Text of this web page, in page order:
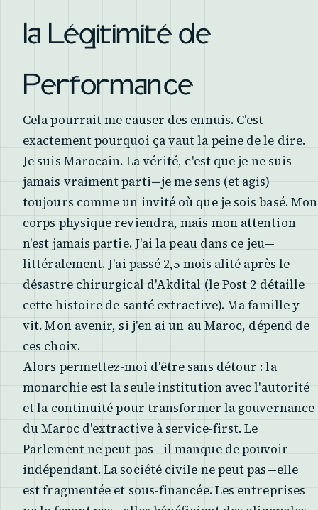
la Légitimité de
Performance
Cela pourrait me causer des ennuis. C'est
exactement pourquoi ça vaut la peine de le dire.
Je suis Marocain. La vérité, c'est que je ne suis
jamais vraiment parti—je me sens (et agis)
toujours comme un invité où que je sois basé. Mon
corps physique reviendra, mais mon attention
n'est jamais partie. J'ai la peau dans ce jeu—
littéralement. J'ai passé 2,5 mois alité après le
désastre chirurgical d'Akdital (le Post 2 détaille
cette histoire de santé extractive). Ma famille y
vit. Mon avenir, si j'en ai un au Maroc, dépend de
ces choix.
Alors permettez-moi d'être sans détour : la
monarchie est la seule institution avec l'autorité
et la continuité pour transformer la gouvernance
du Maroc d'extractive à service-first. Le
Parlement ne peut pas—il manque de pouvoir
indépendant. La société civile ne peut pas—elle
est fragmentée et sous-financée. Les entreprises